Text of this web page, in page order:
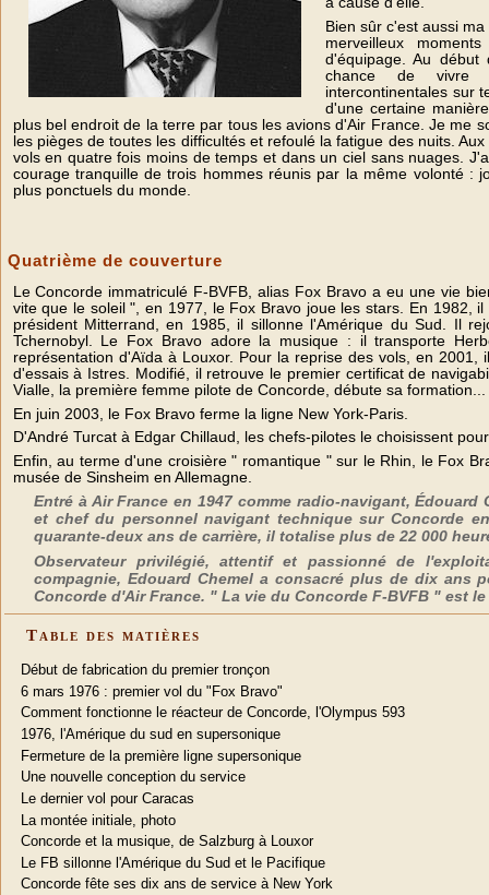
Bien sûr c'est aussi
merveilleux
d'équipage. Au
chance de vivre
intercontinentales sur
d'une certaine
plus bel endroit de la terre par tous les avions d'Air France. Je me
les pièges de toutes les difficultés et refoulé la fatigue des nuits.
vols en quatre fois moins de temps et dans un ciel sans nuages.
courage tranquille de trois hommes réunis par la même volonté :
plus ponctuels du monde.
Quatrième de couverture
Le Concorde immatriculé F-BVFB, alias Fox Bravo a eu une vie
vite que le soleil ", en 1977, le Fox Bravo joue les stars. En 1982,
président Mitterrand, en 1985, il sillonne l'Amérique du Sud. Il
Tchernobyl. Le Fox Bravo adore la musique : il transporte
représentation d'Aïda à Louxor. Pour la reprise des vols, en
d'essais à Istres. Modifié, il retrouve le premier certificat de
Vialle, la première femme pilote de Concorde, débute sa
En juin 2003, le Fox Bravo ferme la ligne New York-Paris.
D'André Turcat à Edgar Chillaud, les chefs-pilotes le choisissent
Enfin, au terme d'une croisière " romantique " sur le Rhin, le Fox
musée de Sinsheim en Allemagne.
Entré à Air France en 1947 comme radio-navigant,
et chef du personnel navigant technique sur Concorde
quarante-deux ans de carrière, il totalise plus de 22 000
Observateur privilégié, attentif et passionné de
compagnie, Edouard Chemel a consacré plus de dix ans
Concorde d'Air France. " La vie du Concorde F-BVFB " est
Table des matières
Début de fabrication du premier tronçon
6 mars 1976 : premier vol du "Fox Bravo"
Comment fonctionne le réacteur de Concorde, l'Olympus 593
1976, l'Amérique du sud en supersonique
Fermeture de la première ligne supersonique
Une nouvelle conception du service
Le dernier vol pour Caracas
La montée initiale, photo
Concorde et la musique, de Salzburg à Louxor
Le FB sillonne l'Amérique du Sud et le Pacifique
Concorde fête ses dix ans de service à New York